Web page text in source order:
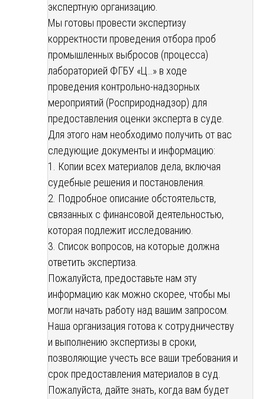
экспертную организацию.
Мы готовы провести экспертизу
корректности проведения отбора проб
промышленных выбросов (процесса)
лабораторией ФГБУ «Ц…» в ходе
проведения контрольно-надзорных
мероприятий (Росприроднадзор) для
предоставления оценки эксперта в суде.
Для этого нам необходимо получить от вас
следующие документы и информацию:
1. Копии всех материалов дела, включая
судебные решения и постановления.
2. Подробное описание обстоятельств,
связанных с финансовой деятельностью,
которая подлежит исследованию.
3. Список вопросов, на которые должна
ответить экспертиза.
Пожалуйста, предоставьте нам эту
информацию как можно скорее, чтобы мы
могли начать работу над вашим запросом.
Наша организация готова к сотрудничеству
и выполнению экспертизы в сроки,
позволяющие учесть все ваши требования и
срок предоставления материалов в суд.
Пожалуйста, дайте знать, когда вам будет